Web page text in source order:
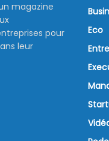
magazine
pour
leur
Eco